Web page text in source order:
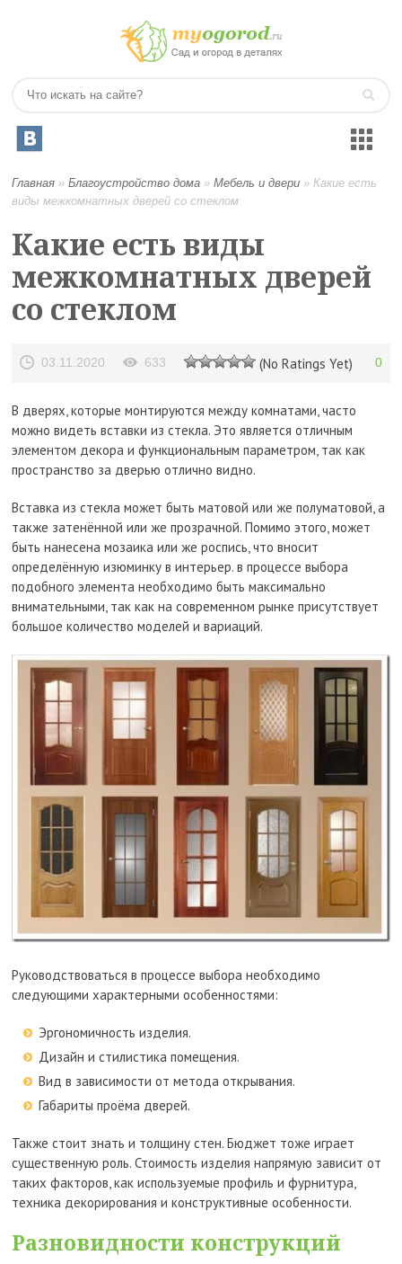
Главная »Благоустройство дома »Мебель и двери »Какие есть
виды межкомнатных дверей со стеклом
Какие есть виды
межкомнатных дверей
со стеклом
03.11.2020 633 (No Ratings Yet) 0
В дверях, которые монтируются между комнатами, часто
можно видеть вставки из стекла. Это является отличным
элементом декора и функциональным параметром, так как
пространство за дверью отлично видно.
Вставка из стекла может быть матовой или же полуматовой, а
также затенённой или же прозрачной. Помимо этого, может
быть нанесена мозаика или же роспись, что вносит
определённую изюминку в интерьер. в процессе выбора
подобного элемента необходимо быть максимально
внимательными, так как на современном рынке присутствует
большое количество моделей и вариаций.
Руководствоваться в процессе выбора необходимо
следующими характерными особенностями:
Эргономичность изделия.
Дизайн и стилистика помещения.
Вид в зависимости от метода открывания.
Габариты проёма дверей.
Также стоит знать и толщину стен. Бюджет тоже играет
существенную роль. Стоимость изделия напрямую зависит от
таких факторов, как используемые профиль и фурнитура,
техника декорирования и конструктивные особенности.
Разновидности конструкций